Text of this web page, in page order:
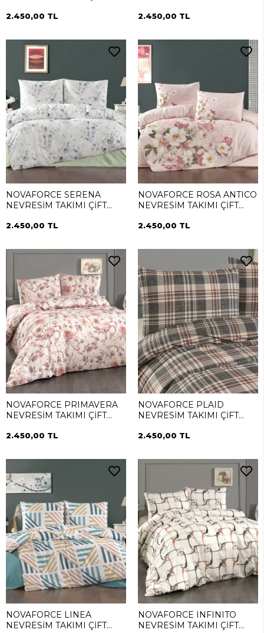
2.450,00 TL 2.450,00 TL
NOVAFORCE SERENA
NEVRESİM TAKIMI ÇİFT
2.450,00 TL
NOVAFORCE ROSA ANTICO
NEVRESİM TAKIMI ÇİFT
2.450,00 TL
NOVAFORCE PRIMAVERA
NEVRESİM TAKIMI ÇİFT
2.450,00 TL
NOVAFORCE PLAID
NEVRESİM TAKIMI ÇİFT
2.450,00 TL
NOVAFORCE LINEA
NEVRESİM TAKIMI ÇİFT
NOVAFORCE INFINITO
NEVRESİM TAKIMI ÇİFT